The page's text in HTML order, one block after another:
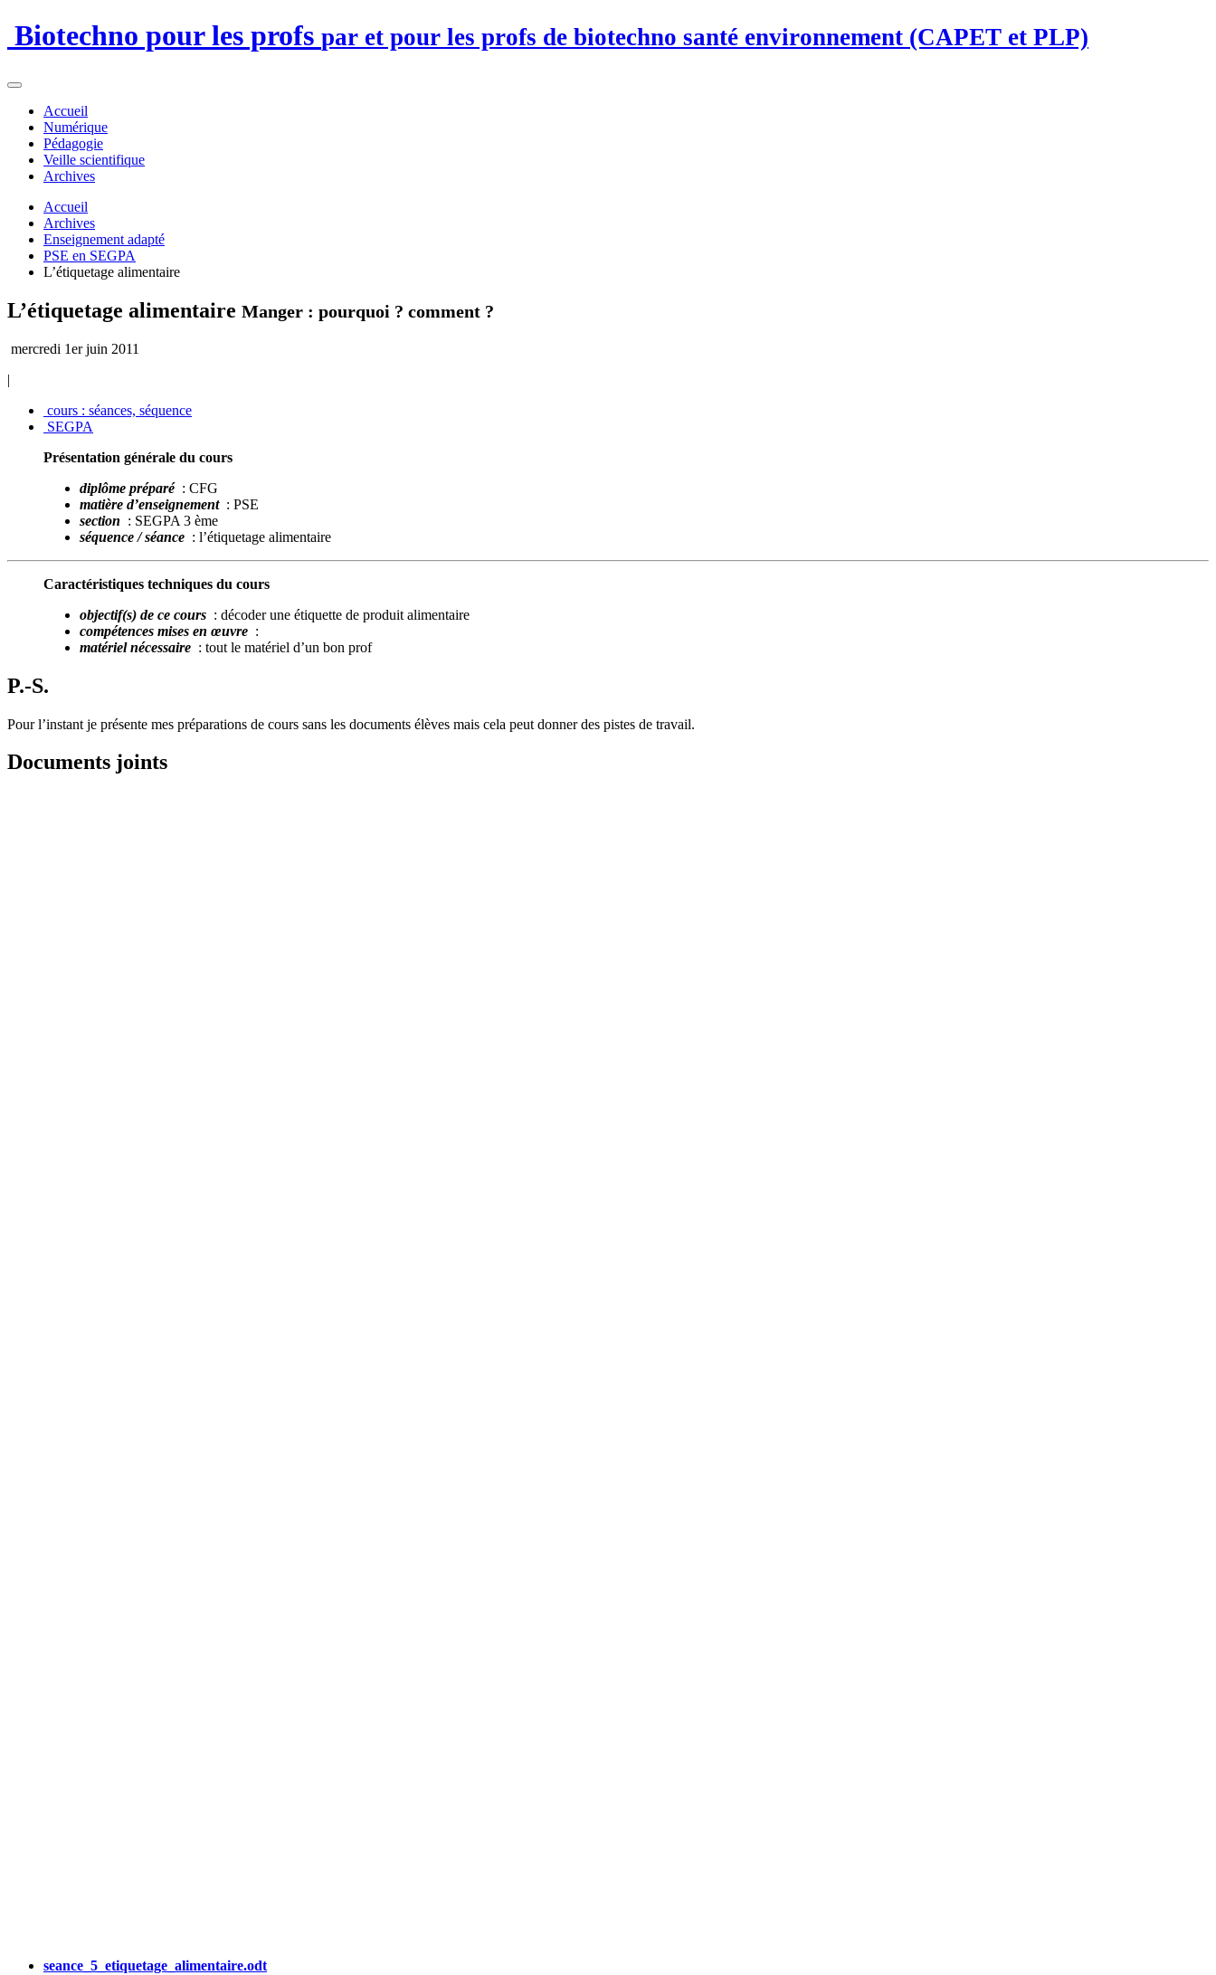
Biotechno pour les profs par et pour les profs de biotechno santé environnement (CAPET et PLP)
Accueil
Numérique
Pédagogie
Veille scientifique
Archives
Accueil
Archives
Enseignement adapté
PSE en SEGPA
L’étiquetage alimentaire
L’étiquetage alimentaire Manger : pourquoi ? comment ?
mercredi 1er juin 2011
|
cours : séances, séquence
SEGPA
Présentation générale du cours
diplôme préparé : CFG
matière d’enseignement : PSE
section : SEGPA 3 ème
séquence / séance : l’étiquetage alimentaire
Caractéristiques techniques du cours
objectif(s) de ce cours : décoder une étiquette de produit alimentaire
compétences mises en œuvre :
matériel nécessaire : tout le matériel d’un bon prof
P.-S.
Pour l’instant je présente mes préparations de cours sans les documents élèves mais cela peut donner des pistes de travail.
Documents joints
seance_5_etiquetage_alimentaire.odt